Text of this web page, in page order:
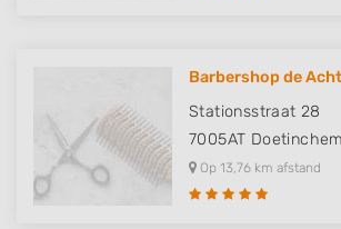
Barbershop de
Stationsstraat 28
7005AT Doetinchem
Op 13,76 km afstand